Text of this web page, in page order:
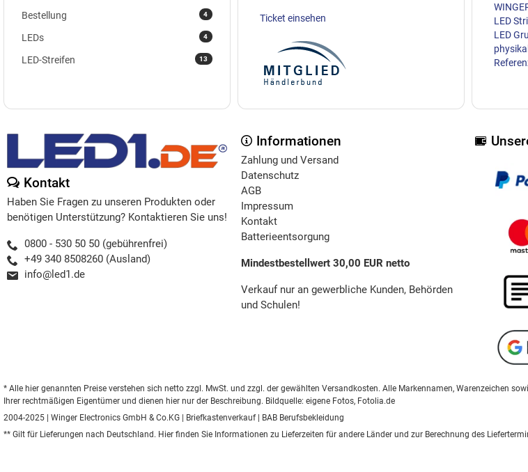
4
Bestellung
4
LEDs
13
LED-Streifen
Ticket einsehen
LED
LED
Kontakt
Haben Sie Fragen zu unseren Produkten oder
benötigen Unterstützung? Kontaktieren Sie uns!
0800 - 530 50 50 (gebührenfrei)
+49 340 8508260 (Ausland)
info@led1.de
Informationen
Zahlung und Versand
Datenschutz
AGB
Impressum
Kontakt
Batterieentsorgung
Mindestbestellwert 30,00 EUR netto
Verkauf nur an gewerbliche Kunden, Behörden
und Schulen!
* Alle hier genannten Preise verstehen sich netto zzgl. MwSt. und zzgl. der gewählten Versandkosten. Alle Markennamen, Warenzeichen
Ihrer rechtmäßigen Eigentümer und dienen hier nur der Beschreibung. Bildquelle: eigene Fotos, Fotolia.de
2004-2025 | Winger Electronics GmbH & Co.KG | Briefkastenverkauf| BAB Berufsbekleidung
** Gilt für Lieferungen nach Deutschland. Hier finden Sie Informationen zu Lieferzeiten für andere Länder und zur Berechnung des